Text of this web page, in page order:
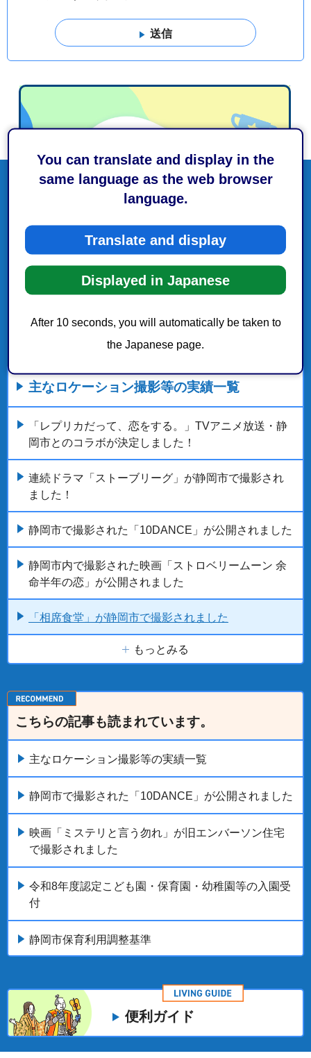
You can translate and display in the
same language as the web browser
language.
Translate and display
Displayed in Japanese
After 10 seconds, you will automatically be taken to
the Japanese page.
主なロケーション撮影等の実績一覧
「レプリカだって、恋をする。」TVアニメ放送・静
岡市とのコラボが決定しました！
連続ドラマ「ストーブリーグ」が静岡市で撮影され
ました！
静岡市で撮影された「10DANCE」が公開されました
静岡市内で撮影された映画「ストロベリームーン 余
命半年の恋」が公開されました
「相席食堂」が静岡市で撮影されました
もっとみる
こちらの記事も読まれています。
主なロケーション撮影等の実績一覧
静岡市で撮影された「10DANCE」が公開されました
映画「ミステリと言う勿れ」が旧エンバーソン住宅
で撮影されました
令和8年度認定こども園・保育園・幼稚園等の入園受
付
静岡市保育利用調整基準
便利ガイド